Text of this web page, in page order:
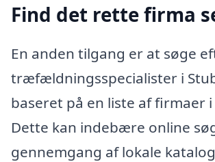
Find det rette firma
En anden tilgang er at søge
træfældningsspecialister i
baseret på en liste af firmaer
Dette kan indebære online
gennemgang af lokale